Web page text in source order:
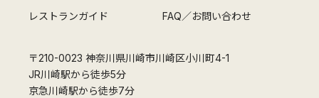
レストランガイド
FAQ／お問い合わせ
〒210-0023 神奈川県川崎市川崎区小川町4-1
JR川崎駅から徒歩5分
京急川崎駅から徒歩7分